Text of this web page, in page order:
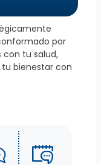
por
tu salud,
bienestar con